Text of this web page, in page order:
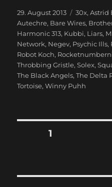
Veröffentlicht
am
29. August 2013 30x,Astrid
Autechre, Bare Wires,
Harmonic 313, Kubbi, Liars,
Network, Negev, Psychic Ills,
Robot Koch,
Throbbing Gristle,Solex,
The Black Angels,The Delta
Tortoise,Winny Puhh
Beiträge
1